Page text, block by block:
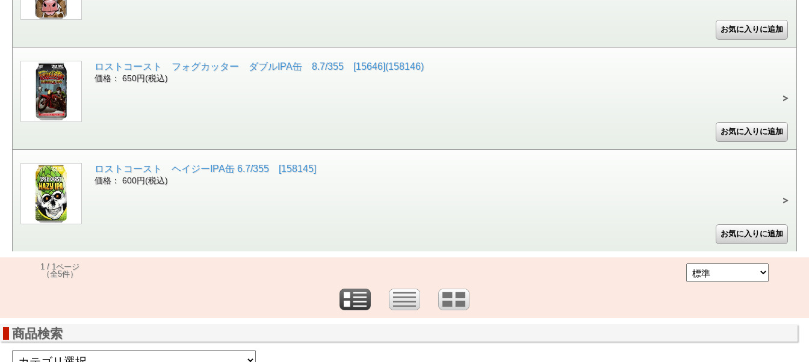
ロストコースト フォグカッター ダブルIPA缶 8.7/355 [15646](158146)
価格： 650円(税込)
ロストコースト ヘイジーIPA缶 6.7/355 [158145]
価格： 600円(税込)
1 / 1ページ
（全5件）
商品検索